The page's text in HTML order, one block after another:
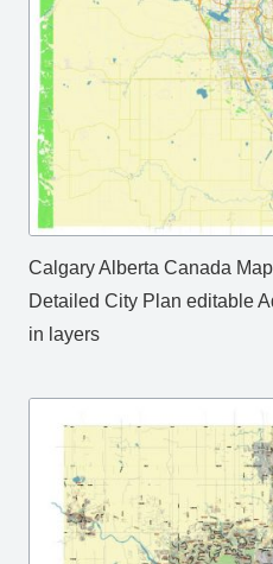
Calgary Alberta Canada
Detailed City Plan editable
in layers